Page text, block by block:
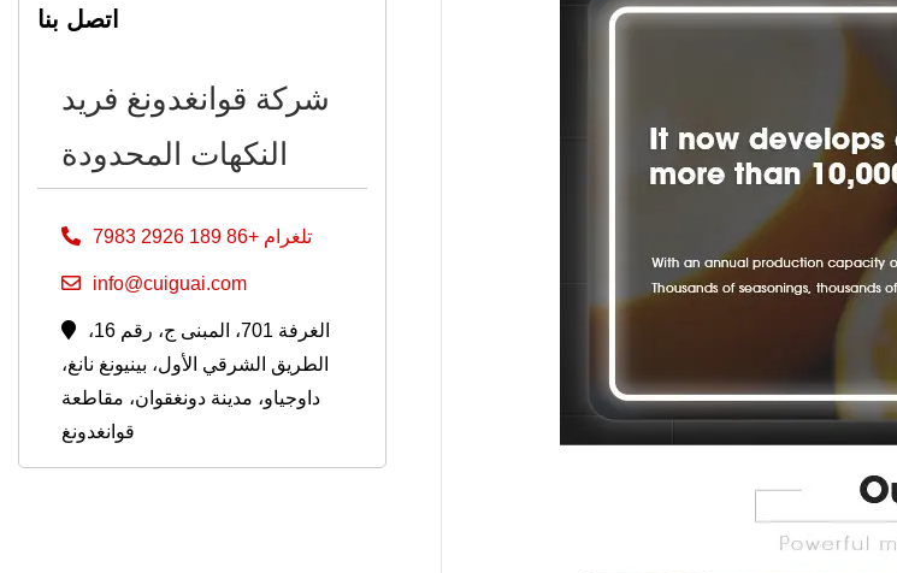
اتصل بنا
شركة قوانغدونغ فريد
النكهات المحدودة
تلغرام +86 189 2926 7983
info@cuiguai.com
الغرفة 701، المبنى ج، رقم 16،
الطريق الشرقي الأول، بينيونغ نانغ،
داوجياو، مدينة دونغقوان، مقاطعة
قوانغدونغ